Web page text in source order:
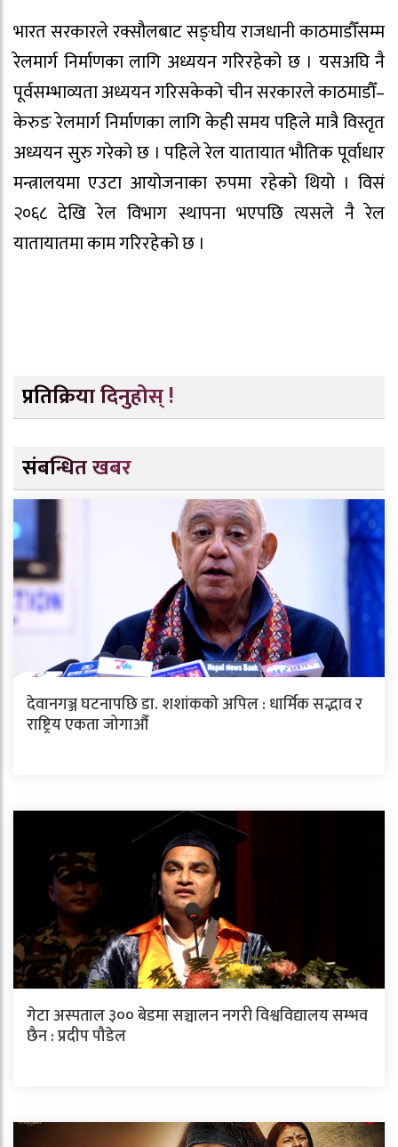
भारत सरकारले रक्सौलबाट सङ्घीय राजधानी काठमाडौँसम्म
रेलमार्ग निर्माणका लागि अध्ययन गरिरहेको छ । यसअघि नै
पूर्वसम्भाव्यता अध्ययन गरिसकेको चीन सरकारले काठमाडौँ–
केरुङ रेलमार्ग निर्माणका लागि केही समय पहिले मात्रै विस्तृत
अध्ययन सुरु गरेको छ । पहिले रेल यातायात भौतिक पूर्वाधार
मन्त्रालयमा एउटा आयोजनाका रुपमा रहेको थियो । विसं
२०६८ देखि रेल विभाग स्थापना भएपछि त्यसले नै रेल
यातायातमा काम गरिरहेको छ ।
प्रतिक्रिया दिनुहोस् !
संबन्धित खबर
देवानगञ्ज घटनापछि डा. शशांककाे अपिल : धार्मिक सद्भाव र
राष्ट्रिय एकता जोगाऔँ
गेटा अस्पताल ३०० बेडमा सञ्चालन नगरी विश्वविद्यालय सम्भव
छैन : प्रदीप पौडेल